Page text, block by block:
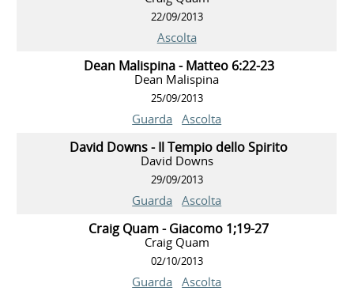
22/09/2013
Ascolta
Dean Malispina - Matteo 6:22-23
Dean Malispina
25/09/2013
Guarda Ascolta
David Downs - Il Tempio dello Spirito
David Downs
29/09/2013
Guarda Ascolta
Craig Quam - Giacomo 1;19-27
Craig Quam
02/10/2013
Guarda Ascolta